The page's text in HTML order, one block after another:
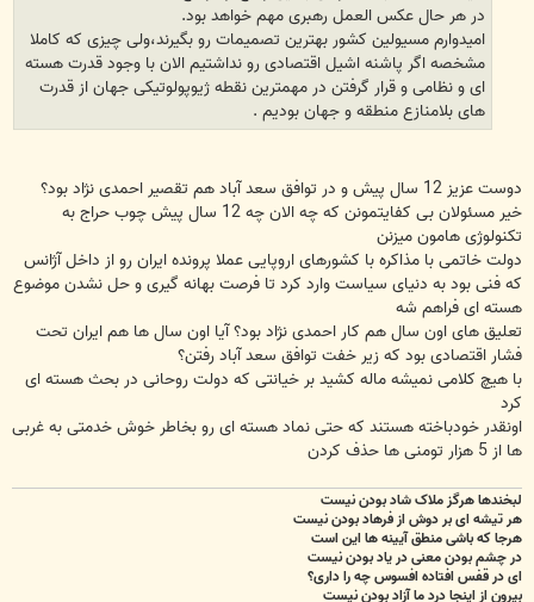
در هر حال عکس العمل رهبری مهم خواهد بود.
امیدوارم مسیولین کشور بهترین تصمیمات رو بگیرند،ولی چیزی که کاملا
مشخصه اگر پاشنه اشیل اقتصادی رو نداشتیم الان با وجود قدرت هسته
ای و نظامی و قرار گرفتن در مهمترین نقطه ژیوپولوتیکی جهان از قدرت
های بلامنازع منطقه و جهان بودیم .
دوست عزیز 12 سال پیش و در توافق سعد آباد هم تقصیر احمدی نژاد بود؟
خیر مسئولان بی کفایتمونن که چه الان چه 12 سال پیش چوب حراج به
تکنولوژی هامون میزنن
دولت خاتمی با مذاکره با کشورهای اروپایی عملا پرونده ایران رو از داخل آژانس
که فنی بود به دنیای سیاست وارد کرد تا فرصت بهانه گیری و حل نشدن موضوع
هسته ای فراهم شه
تعلیق های اون سال هم کار احمدی نژاد بود؟ آیا اون سال ها هم ایران تحت
فشار اقتصادی بود که زیر خفت توافق سعد آباد رفتن؟
با هیچ کلامی نمیشه ماله کشید بر خیانتی که دولت روحانی در بحث هسته ای
کرد
اونقدر خودباخته هستند که حتی نماد هسته ای رو بخاطر خوش خدمتی به غربی
ها از 5 هزار تومنی ها حذف کردن
لبخندها هرگز ملاک شاد بودن نیست
هر تیشه ای بر دوش از فرهاد بودن نیست
هرجا که باشی منطق آیینه ها این است
در چشم بودن معنی در یاد بودن نیست
ای در قفس افتاده افسوس چه را داری؟
بیرون از اینجا درد ما آزاد بودن نیست